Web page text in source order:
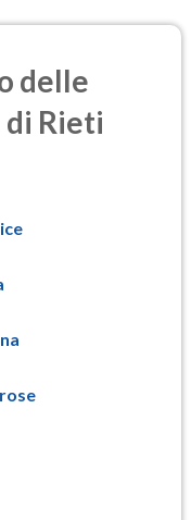
delle
Rieti